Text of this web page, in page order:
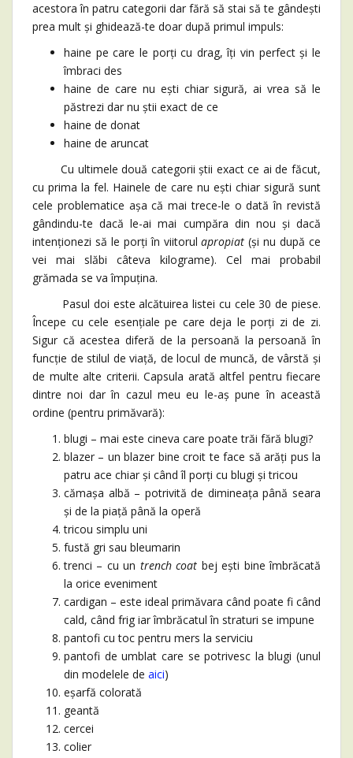
acestora în patru categorii dar fără să stai să te gândești
prea mult și ghidează-te doar după primul impuls:
haine pe care le porți cu drag, îți vin perfect și le
îmbraci des
haine de care nu ești chiar sigură, ai vrea să le
păstrezi dar nu știi exact de ce
haine de donat
haine de aruncat
Cu ultimele două categorii știi exact ce ai de făcut,
cu prima la fel. Hainele de care nu ești chiar sigură sunt
cele problematice așa că mai trece-le o dată în revistă
gândindu-te dacă le-ai mai cumpăra din nou și dacă
intenționezi să le porți în viitorulapropiat (și nu după ce
vei mai slăbi câteva kilograme). Cel mai probabil
grămada se va împuțina.
Pasul doi este alcătuirea listei cu cele 30 de piese.
Începe cu cele esențiale pe care deja le porți zi de zi.
Sigur că acestea diferă de la persoană la persoană în
funcție de stilul de viață, de locul de muncă, de vârstă și
de multe alte criterii. Capsula arată altfel pentru fiecare
dintre noi dar în cazul meu eu le-aș pune în această
ordine (pentru primăvară):
blugi – mai este cineva care poate trăi fără blugi?
blazer – un blazer bine croit te face să arăți pus la
patru ace chiar și când îl porți cu blugi și tricou
cămașa albă – potrivită de dimineața până seara
și de la piață până la operă
tricou simplu uni
fustă gri sau bleumarin
trenci – cu un trench coat bej ești bine îmbrăcată
la orice eveniment
cardigan – este ideal primăvara când poate fi când
cald, când frig iar îmbrăcatul în straturi se impune
pantofi cu toc pentru mers la serviciu
pantofi de umblat care se potrivesc la blugi (unul
din modelele de aici)
eșarfă colorată
geantă
cercei
colier